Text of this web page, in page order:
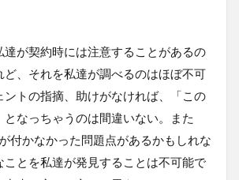
達が契約時には注意することがあるの
ど、それを私達が調べるのはほぼ不可
ントの指摘、助けがなければ、「この
となっちゃうのは間違いない。また
付かなかった問題点があるかもしれな
ことを私達が発見することは不可能で